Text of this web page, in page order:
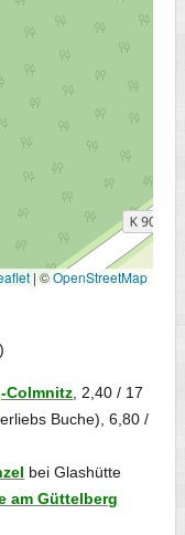
| ©OpenStreetMap
Colmnitz , 2,40 / 17
Buche), 6,80 /
bei Glashütte
am Güttelberg